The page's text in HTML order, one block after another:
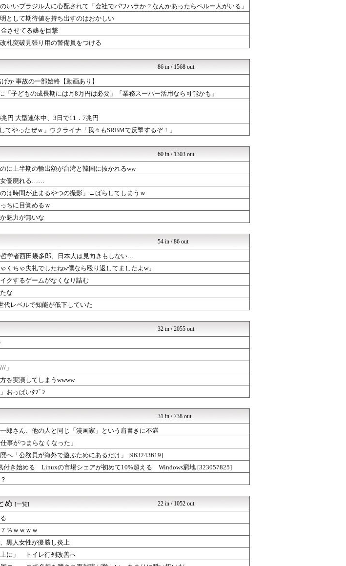
コノユビニュース｜みんなの...
男にナンパされるｗ
Zチャンネル＠VIP
体ランキング、1位大阪市 2位横...
哲学ニュースnwk
ンが発見さらるwwwwwwww...
なんまめ
ｗｗｗｗｗwwww
バズッター速報
とありません」
ひま速(°∀°) -暇つぶ...
コノユビニュース｜みんなの...
Zチャンネル＠VIP
ｗｗ
ネラーボイス
と同じ「漫画家」という肩書きに...
なんまめ
くなった」
(*ﾟ∀ﾟ)ゞカガクニュー...
ボールや！」
Zチャンネル＠VIP
まとめABC
プチ株式会社」に変更されるｗｗｗ...
NEWSぽけまとめーる
無い部位”を摘出 2度「腫瘍...
けど独身者が恩恵を受けることはな...
くまニュース
なんまめ
てんの？
ちました」
くまニュース
海外で遊ぶためにあるだけ」 [... (*ﾟ∀ﾟ)ゞカガクニュー...
いいブラジル人に心配されて「会社でパワハラか？なんかあったらペルー人がいる」
として期待値を持ち出すのはおかしい
させてる嬢を目撃
札突破見張り用の警備員をつける
86 in / 1568 out
か 事故の一部始終【動画あり】
「子どもの成長期には月8万円は必要」「業務スーパー活用なら可能かも」
円 大型連休中、3日で11．7兆円
てやったぜｗ」ウクライナ「我々もSRBMで反撃するぞ！」
60 in / 1303 out
に上半期の輸出額が台湾と韓国に抜かれるww
女優廃れる……
は時間が止まるやつの撮影」←ばらしてしまうｗ
ちに目覚めるｗ
魅力が無いな
54 in / 86 out
哲学者西田幾多郎、日本人は見向きもしない…
くちゃ失礼でしたねw僕なら殴り返してましたよw」
クするゲームがなくなり詰む
な
代レベルで知能が低下していた
32 in / 2055 out
」
を実演してしまうwwww
おっぱいﾀﾌﾟﾝ
31 in / 738 out
郎さん、他の人と同じ「漫画家」という肩書きに不満
事がつまらなくなった」
へ「公務員が海外で遊ぶためにあるだけ」 [963243619]
付き始める Linuxの市場シェアが初めて10%超える Windows窮地 [323057825]
め [一覧] 22 in / 1052 out
％ｗｗｗｗ
黒人女性が優勝し炎上
上に」 トイレ行列改善へ